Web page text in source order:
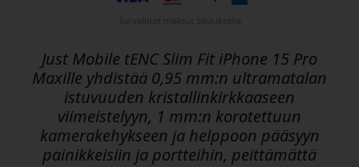
Just Mobile tENC Slim Fit iPhone 15 Pro
Maxille yhdistää 0,95 mm:n ultramatalan
istuvuuden kristallinkirkkaaseen
viimeistelyyn, 1 mm:n korotettuun
kamerakehykseen ja helppoon pääsyyn
painikkeisiin ja portteihin, peittämättä